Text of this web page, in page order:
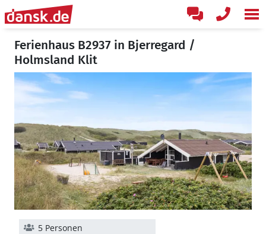
Ferienhaus B2937 in Bjerregard /
Holmsland Klit
5 Personen